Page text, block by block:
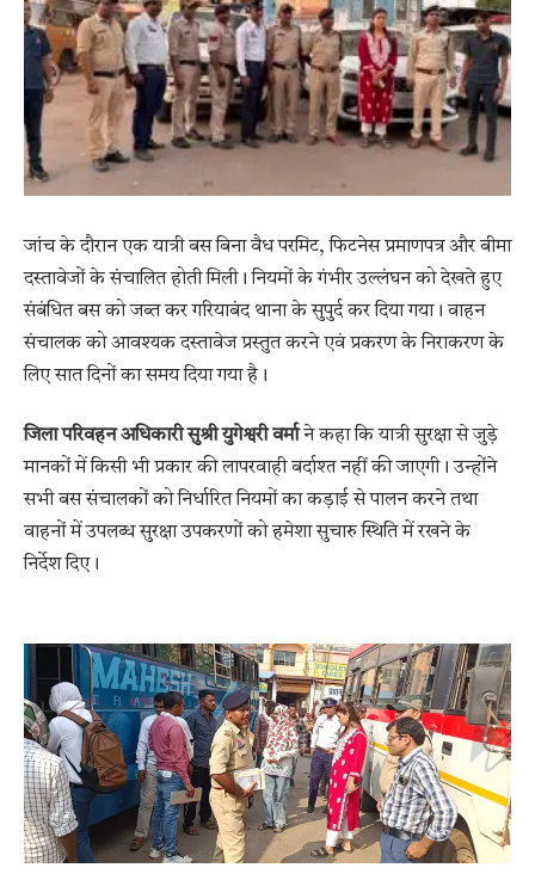
जांच के दौरान एक यात्री बस बिना वैध परमिट, फिटनेस प्रमाणपत्र और बीमा
दस्तावेजों के संचालित होती मिली। नियमों के गंभीर उल्लंघन को देखते हुए
संबंधित बस को जब्त कर गरियाबंद थाना के सुपुर्द कर दिया गया। वाहन
संचालक को आवश्यक दस्तावेज प्रस्तुत करने एवं प्रकरण के निराकरण के
लिए सात दिनों का समय दिया गया है।
जिला परिवहन अधिकारी सुश्री युगेश्वरी वर्माने कहा कि यात्री सुरक्षा से जुड़े
मानकों में किसी भी प्रकार की लापरवाही बर्दाश्त नहीं की जाएगी। उन्होंने
सभी बस संचालकों को निर्धारित नियमों का कड़ाई से पालन करने तथा
वाहनों में उपलब्ध सुरक्षा उपकरणों को हमेशा सुचारु स्थिति में रखने के
निर्देश दिए।